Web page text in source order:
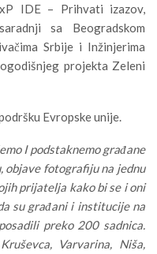
IDE – Prihvati izazov,
sa Beogradskom
Srbije i Inžinjerima
projekta Zeleni
Evropske unije.
I podstaknemo građane
objave fotografiju na jednu
prijatelja kako bi se i oni
su građani i institucije na
preko 200 sadnica.
Varvarina, Niša,